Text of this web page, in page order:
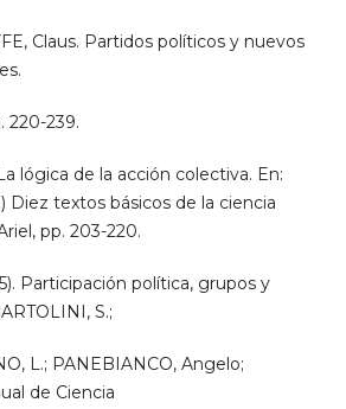
Claus. Partidos políticos y nuevos
220-239.
lógica de la acción colectiva. En:
Diez textos básicos de la ciencia
pp. 203-220.
Participación política, grupos y
S.;
L.; PANEBIANCO, Angelo;
de Ciencia